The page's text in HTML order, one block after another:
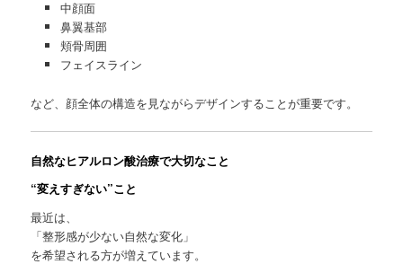
中顔面
鼻翼基部
頬骨周囲
フェイスライン
など、顔全体の構造を見ながらデザインすることが重要です。
自然なヒアルロン酸治療で大切なこと
“変えすぎない”こと
最近は、
「整形感が少ない自然な変化」
を希望される方が増えています。